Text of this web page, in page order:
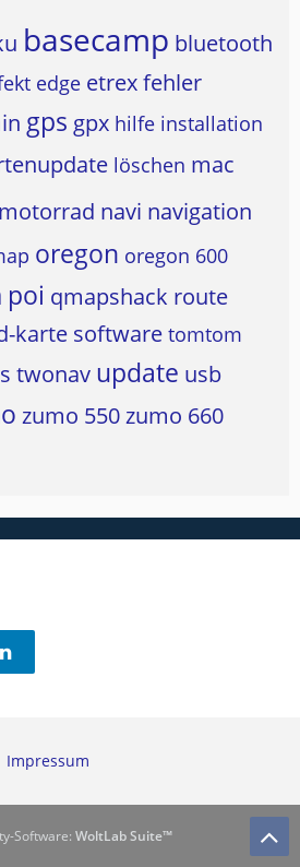
basecamp bluetooth
edge etrexfehler
gps gpx hilfe installation
löschen mac
motorrad navi navigation
oregon oregon 600
poi qmapshack route
karte software tomtom
twonav update usb
zumo 550zumo 660
Impressum
Software: WoltLab Suite™